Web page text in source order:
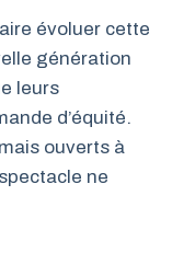
évoluer cette
génération
leurs
d’équité.
ouverts à
ne